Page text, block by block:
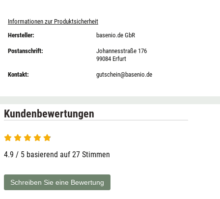
Informationen zur Produktsicherheit
Hersteller:
basenio.de GbR
Postanschrift:
Johannesstraße 176
99084 Erfurt
Kontakt: gutschein@basenio.de
Kundenbewertungen
4.9 von 5
4.9 / 5 basierend auf 27 Stimmen
Schreiben Sie eine Bewertung